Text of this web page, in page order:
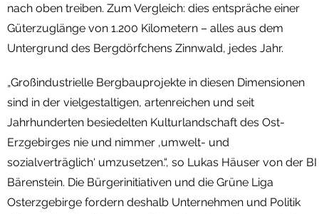
nach oben treiben. Zum Vergleich: dies entspräche einer
Güterzuglänge von 1.200 Kilometern – alles aus dem
Untergrund des Bergdörfchens Zinnwald, jedes Jahr.
„Großindustrielle Bergbauprojekte in diesen Dimensionen
sind in der vielgestaltigen, artenreichen und seit
Jahrhunderten besiedelten Kulturlandschaft des Ost-
Erzgebirges nie und nimmer ‚umwelt- und
sozialverträglich‘ umzusetzen.“, so Lukas Häuser von der BI
Bärenstein. Die Bürgerinitiativen und die Grüne Liga
Osterzgebirge fordern deshalb Unternehmen und Politik